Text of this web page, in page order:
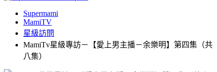
Supermami
MamiTV
星級訪問
MamiTv星級專訪－【愛上男主播－余樂明】第四集（共
八集）